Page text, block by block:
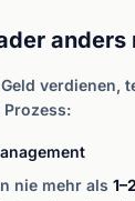
anders
nie mehr als